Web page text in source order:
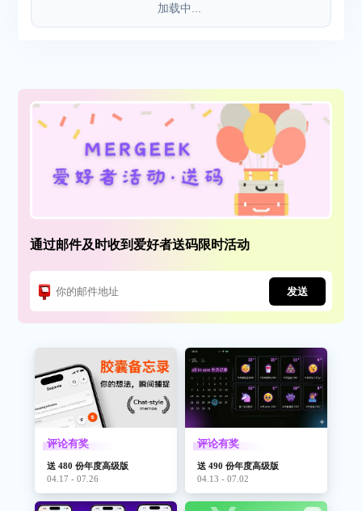
加载中...
通过邮件及时收到爱好者送码限时活动
发送
评论有奖
送 480 份年度高级版
04.17 - 07.26
评论有奖
送 490 份年度高级版
04.13 - 07.02